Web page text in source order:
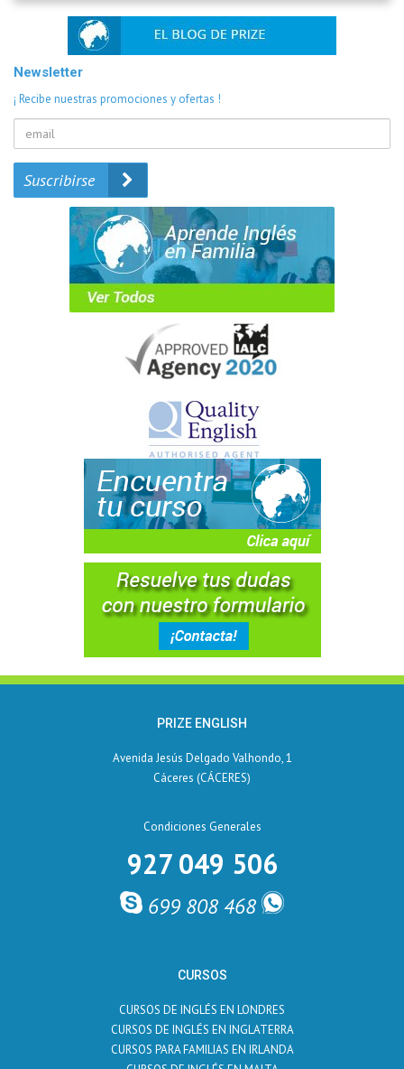
Newsletter
¡ Recibe nuestras promociones y ofertas !
Suscribirse
PRIZE ENGLISH
Avenida Jesús Delgado Valhondo, 1
Cáceres (CÁCERES)
Condiciones Generales
927 049 506
699 808 468
CURSOS
CURSOS DE INGLÉS EN LONDRES
CURSOS DE INGLÉS EN INGLATERRA
CURSOS PARA FAMILIAS EN IRLANDA